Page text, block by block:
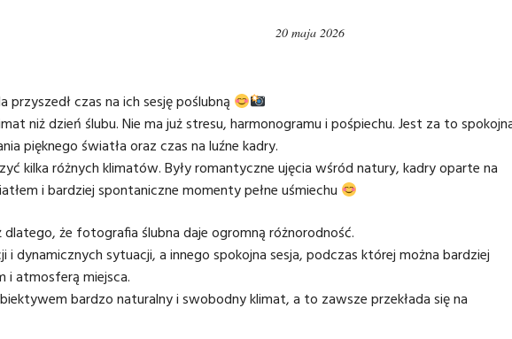
20 maja 2026
przyszedł czas na ich sesję poślubną
niż dzień ślubu. Nie ma już stresu, harmonogramu i pośpiechu. Jest za to
pięknego światła oraz czas na luźne kadry.
kilka różnych klimatów. Były romantyczne ujęcia wśród natury, kadry oparte na
i bardziej spontaniczne momenty pełne uśmiechu
dlatego, że fotografia ślubnadaje ogromną różnorodność.
i dynamicznych sytuacji, a innego spokojna sesja, podczas której można bardziej
i atmosferą miejsca.
bardzo naturalny i swobodny klimat, a to zawsze przekłada się na